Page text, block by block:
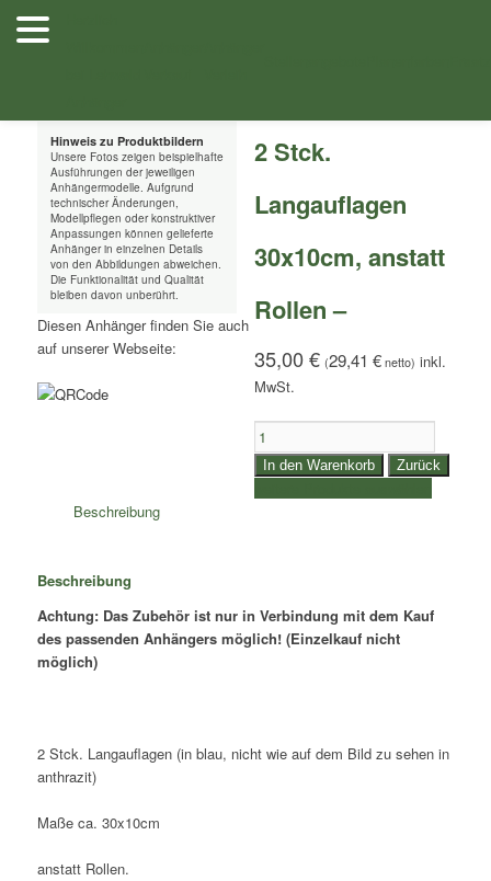
Zum
Inhalt
Shop
Hinweis zu Produktbildern
Unsere Fotos zeigen beispielhafte
Ausführungen der jeweiligen
Anhängermodelle. Aufgrund
technischer Änderungen,
Modellpflegen oder konstruktiver
Anpassungen können gelieferte
Anhänger in einzelnen Details
von den Abbildungen abweichen.
Die Funktionalität und Qualität
bleiben davon unberührt.
2 Stck.
Langauflagen
30x10cm, anstatt
Rollen –
35,00€ (29,41 €netto)
2
Stck.
Langauflagen
30x10cm,
In den Warenkorb Zurück
Diesen Anhänger finden Sie auch
auf unserer Webseite:
Beschreibung
Beschreibung
Achtung: Das Zubehör ist nur in Verbindung mit dem Kauf
des passenden Anhängers möglich! (Einzelkauf nicht
möglich)
2 Stck. Langauflagen (in blau, nicht wie auf dem Bild zu sehen in
anthrazit)
Maße ca. 30x10cm
anstatt Rollen.